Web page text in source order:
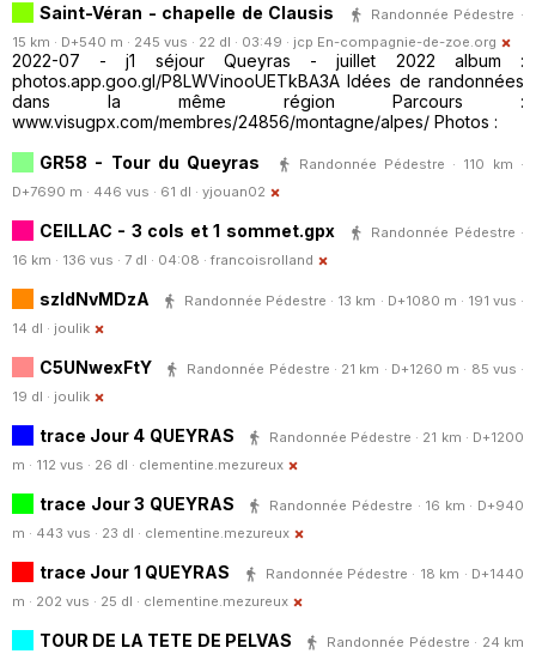
Saint-Véran - chapelle de Clausis
Randonnée Pédestre ·
15 km · D+540 m · 245 vus · 22 dl · 03:49 · jcp En-compagnie-de-zoe.org
2022-07 - j1 séjour Queyras - juillet 2022 album :
photos.app.goo.gl/P8LWVinooUETkBA3A Idées de randonnées
dans la même région Parcours :
www.visugpx.com/membres/24856/montagne/alpes/ Photos :
GR58 - Tour du Queyras
Randonnée Pédestre · 110 km ·
D+7690 m · 446 vus · 61 dl · yjouan02
CEILLAC - 3 cols et 1 sommet.gpx
Randonnée Pédestre ·
16 km · 136 vus · 7 dl · 04:08 · francoisrolland
szldNvMDzA
Randonnée Pédestre · 13 km · D+1080 m · 191 vus ·
14 dl · joulik
C5UNwexFtY
Randonnée Pédestre · 21 km · D+1260 m · 85 vus ·
19 dl · joulik
trace Jour 4 QUEYRAS
Randonnée Pédestre · 21 km · D+1200
m · 112 vus · 26 dl · clementine.mezureux
trace Jour 3 QUEYRAS
Randonnée Pédestre · 16 km · D+940
m · 443 vus · 23 dl · clementine.mezureux
trace Jour 1 QUEYRAS
Randonnée Pédestre · 18 km · D+1440
m · 202 vus · 25 dl · clementine.mezureux
TOUR DE LA TETE DE PELVAS
Randonnée Pédestre · 24 km